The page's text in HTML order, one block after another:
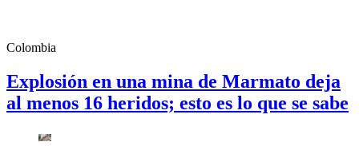
Colombia
Explosión en una mina de Marmato deja
al menos 16 heridos; esto es lo que se sabe